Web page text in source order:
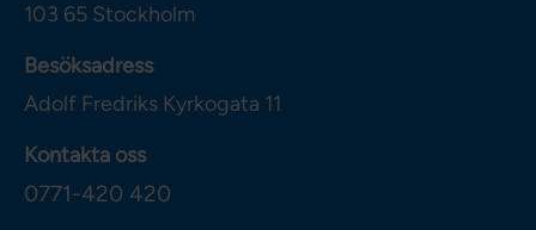
103 65 Stockholm
Besöksadress
Adolf Fredriks Kyrkogata 11
Kontakta oss
0771-420 420